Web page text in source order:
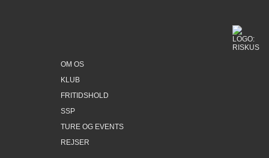
OM OS
KLUB
FRITIDSHOLD
SSP
TURE OG EVENTS
REJSER